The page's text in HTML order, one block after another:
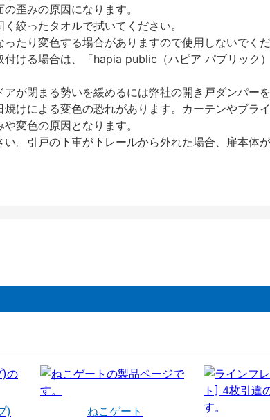
歪みの原因になります。
絞ったタオルで拭いてください。
たり変色する場合がありますので使用しないでく
ける場合は、「hapia public（ハピア パブリック
が閉まる勢いを緩めるには弊社の開き戸ダンパー
けによる変色の恐れがあります。カーテンやブラ
変色の原因となります。
。引戸の下車が下レールから外れた場合、扉本体
)
ねこゲート